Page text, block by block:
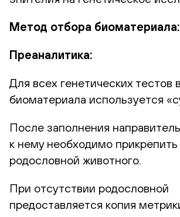
Метод отбора биоматериала:
Преаналитика:
Для всех генетических тестов
биоматериала используется
После заполнения
к нему необходимо
родословной животного.
При отсутствии родословной
предоставляется копия